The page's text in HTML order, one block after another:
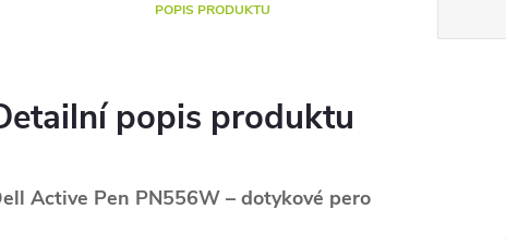
POPIS PRODUKTU
popis produktu
Active Pen PN556W – dotykové pero